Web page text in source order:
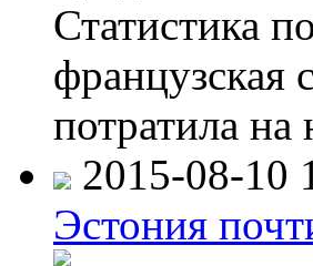
Статистика
французская
потратила на
2015-08-10
Эстония